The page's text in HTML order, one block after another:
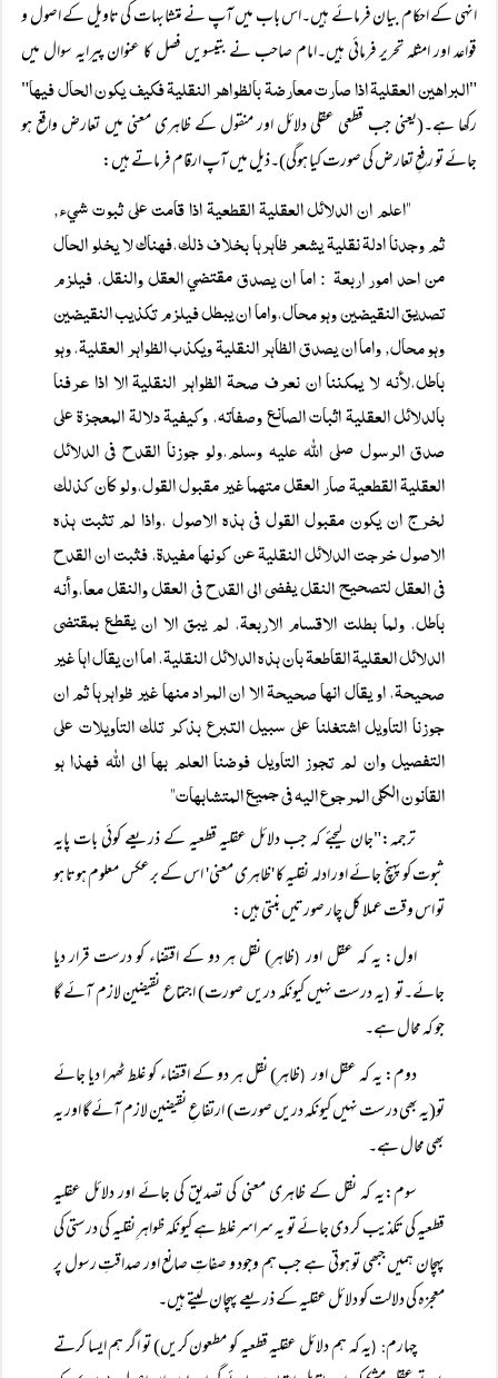
انہی کے احکام بیان فرمائے ہیں۔اس باب میں آپ نے متشابہات کی تاویل کے اصول و
قواعد اور امثلہ تحریر فرمائی ہیں۔امام صاحب نے بتیسویں فصل کا عنوان پیرایہ سوال میں
"البراھین العقلیۃ اذا صارت معارضۃ بالظواھر النقلیۃ فکیف یکون الحال فیھا"
رکھا ہے۔(یعنی جب قطعی عقلی دلائل اور منقول کے ظاہری معنی میں تعارض واقع ہو
جائے تو رفعِ تعارض کی صورت کیا ہوگی)۔ذیل میں آپ ارقام فرماتے ہیں:
"اعلم ان الدلائل العقليۃ القطعيۃ اذا قامت علی ثبوت شيء,
ثم وجدنا ادلۃ نقليۃ يشعر ظاہرہا بخلاف ذلك،فہناك لا يخلو الحال
من احد امور اربعۃ : اما ان يصدق مقتضي العقل والنقل، فيلزم
تصديق النقيضين وہو محال،واما ان يبطل فيلزم تكذيب النقيضين
وہو محال, واما ان يصدق الظاہر النقليۃ ويكذب الظواہر العقليۃ، وہو
باطل،لأنہ لا يمكننا ان نعرف صحۃ الظواہر النقليۃ الا اذا عرفنا
بالدلائل العقليۃ اثبات الصانع وصفاتہ، وكيفيۃ دلالۃ المعجزۃ علی
صدق الرسول صلی اللہ عليہ وسلم،ولو جوزنا القدح فی الدلائل
العقليۃ القطعيۃ صار العقل متہما غير مقبول القول،ولو كان كذلك
لخرج ان يكون مقبول القول فی ہذہ الاصول ،واذا لم تثبت ہذہ
الاصول خرجت الدلائل النقليۃ عن كونہا مفيدۃ، فثبت ان القدح
فی العقل لتصحيح النقل يفضی الی القدح فی العقل والنقل معا،وأنہ
باطل، ولما بطلت الاقسام الاربعۃ، لم يبق الا ان يقطع بمقتضی
الدلائل العقليۃ القاطعۃ بان ہذہ الدلائل النقليۃ، اما ان يقال اہا غير
صحيحۃ، او يقال انہا صحيحۃ الا ان المراد منہا غير ظواہرہا ثم ان
جوزنا التاویل اشتغلنا علی سبیل التبرع بذکر تلك التاويلات علی
التفصيل وان لم تجوز التاويل فوضنا العلم بہا الی اللہ فہذا ہو
القانون الكلی المرجوع اليہ فی جميع المتشابہات"
ترجمہ:"جان لیجئے کہ جب دلائل عقلیہ قطعیہ کے ذریعے کوئی بات پایہ
ثبوت کو پہنچ جائے اور ادلہ نقلیہ کا 'ظاہری معنی' اس کے برعکس معلوم ہوتا ہو
تو اس وقت عملا کل چار صورتیں بنتی ہیں:
اول: یہ کہ عقل اور(ظاہرِ) نقل ہر دو کے اقتضاء کو درست قرار دیا
جائے۔تو(یہ درست نہیں کیونکہ دریں صورت) اجتماع نقیضین لازم آئے گا
جو کہ محال ہے۔
دوم: یہ کہ عقل اور(ظاہرِ) نقل ہر دو کے اقتضاء کو غلط ٹھہرا دیا جائے
تو(یہ بھی درست نہیں کیونکہ دریں صورت) ارتفاعِ نقیضین لازم آئے گا اور یہ
بھی محال ہے۔
سوم:یہ کہ نقل کے ظاہری معنی کی تصدیق کی جائے اور دلائل عقلیہ
قطعیہ کی تکذیب کر دی جائے تو یہ سراسر غلط ہے کیونکہ ظواہرِ نقلیہ کی درستی کی
پہچان ہمیں جبھی تو ہوتی ہے جب ہم وجود و صفاتِ صانع اور صداقتِ رسول پر
معجزہ کی دلالت کو دلائل عقلیہ کے ذریعے پہچان لیتے ہیں۔
چہارم: (یہ کہ ہم دلائل عقلیہ قطعیہ کو مطعون کریں) تو اگر ہم ایسا کرتے